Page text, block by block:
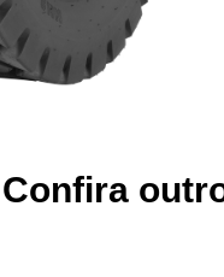
Confira